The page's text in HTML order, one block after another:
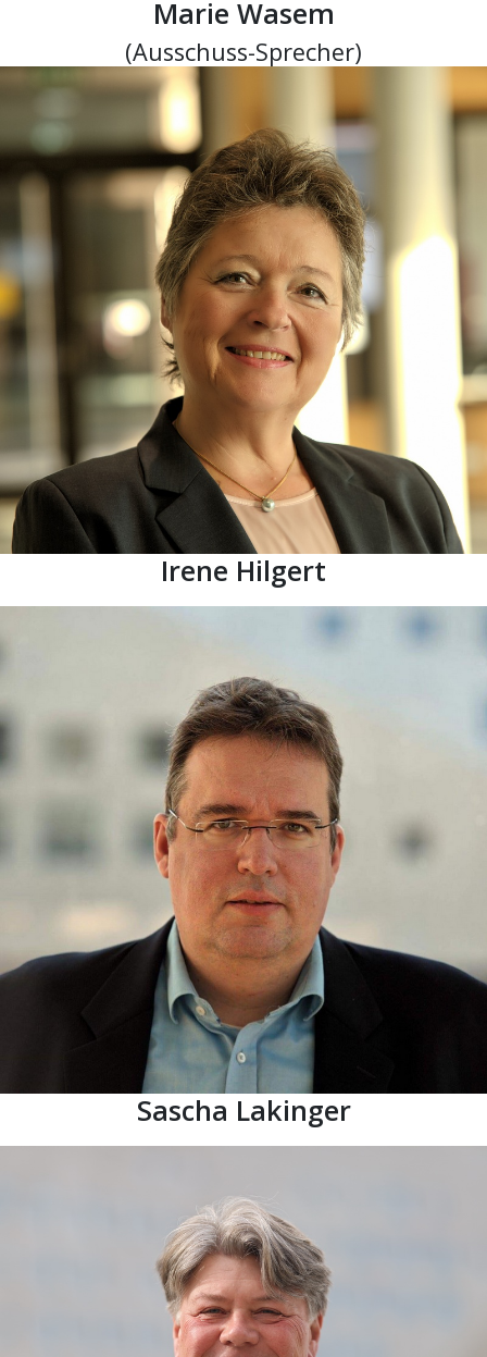
Marie Wasem
(Ausschuss-Sprecher)
Irene Hilgert
Sascha Lakinger